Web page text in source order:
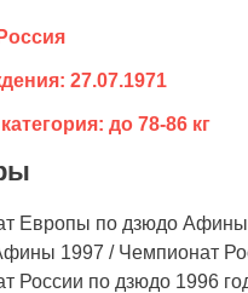
27.07.1971
до 78-86 кг
Европы по дзюдо
1997 / Чемпионат
России по дзюдо 1996